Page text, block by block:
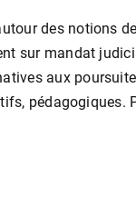
des notions
sur mandat
aux
pédagogiques.